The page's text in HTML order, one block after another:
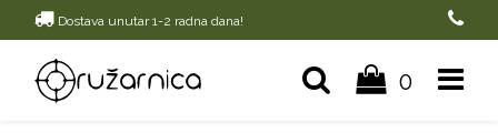
Dostava unutar 1-2 radna dana!
0